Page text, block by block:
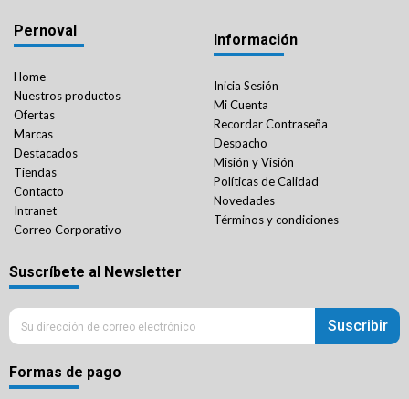
Pernoval
Home
Nuestros productos
Ofertas
Marcas
Destacados
Tiendas
Contacto
Intranet
Correo Corporativo
Información
Inicia Sesión
Mi Cuenta
Recordar Contraseña
Despacho
Misión y Visión
Políticas de Calidad
Novedades
Términos y condiciones
Suscríbete al Newsletter
Suscribir
Formas de pago